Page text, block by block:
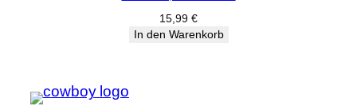
15,99 €
In den Warenkorb